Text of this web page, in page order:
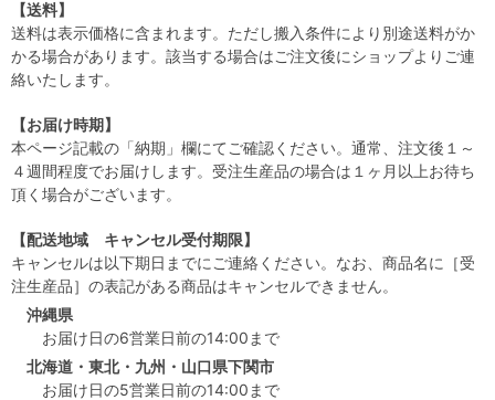
【送料】
送料は表示価格に含まれます。ただし搬入条件により別途送料がか
かる場合があります。該当する場合はご注文後にショップよりご連
絡いたします。
【お届け時期】
本ページ記載の「納期」欄にてご確認ください。通常、注文後１～
４週間程度でお届けします。受注生産品の場合は１ヶ月以上お待ち
頂く場合がございます。
【配送地域 キャンセル受付期限】
キャンセルは以下期日までにご連絡ください。なお、商品名に［受
注生産品］の表記がある商品はキャンセルできません。
沖縄県
お届け日の6営業日前の14:00まで
北海道・東北・九州・山口県下関市
お届け日の5営業日前の14:00まで